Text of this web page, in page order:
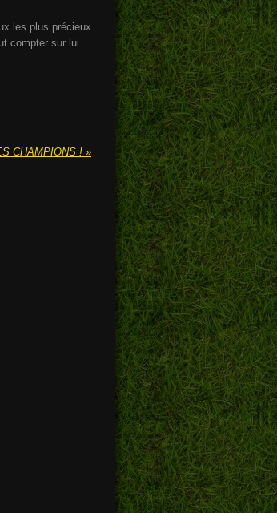
les plus précieux
compter sur lui
CHAMPIONS ! »